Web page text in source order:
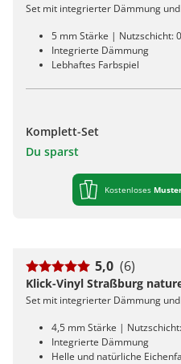
Set mit integrierter Dämmung
5 mm Stärke | Nutzschicht:
Integrierte Dämmung
Lebhaftes Farbspiel
Komplett-Set
Du sparst
Kostenloses
5,0 (6)
Klick-Vinyl Straßburg
Set mit integrierter Dämmung
4,5 mm Stärke |
Integrierte Dämmung
Helle und natürliche